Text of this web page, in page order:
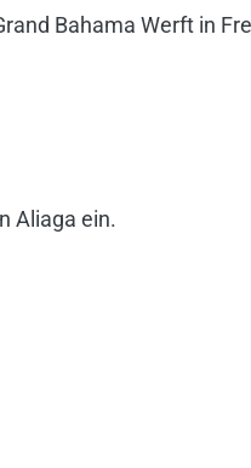
Bahama Werft in
Aliaga ein.